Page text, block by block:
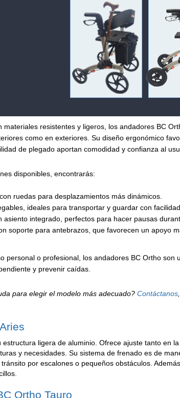
materiales resistentes y ligeros, los andadores BC
como en exteriores. Su diseño ergonómico
de plegado aportan comodidad y confianza al
disponibles, encontrarás:
ruedas para desplazamientos más dinámicos.
ideales para transportar y guardar con facilidad.
asiento integrado, perfectos para hacer pausas
soporte para antebrazos, que favorecen un apoyo
personal o profesional, los andadores BC Ortho
y prevenir caídas.
para elegir el modelo más adecuado? Contáctanos
estructura ligera de aluminio. Ofrece ajuste tanto en
y necesidades. Su sistema de frenado es de
por escalones o pequeños obstáculos.
Ortho Tauro